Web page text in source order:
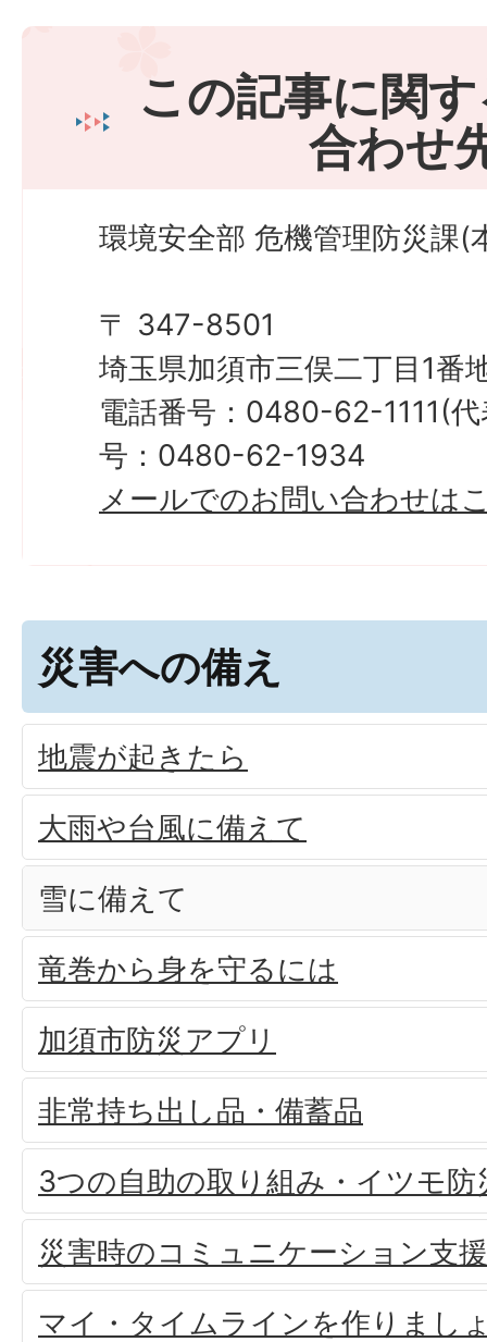
この記事に関
合わせ
環境安全部 危機管理防災課(
〒 347-8501
埼玉県加須市三俣二丁目1番
電話番号：0480-62-1111(
号：0480-62-1934
メールでのお問い合わせは
災害への備え
地震が起きたら
大雨や台風に備えて
雪に備えて
竜巻から身を守るには
加須市防災アプリ
非常持ち出し品・備蓄品
3つの自助の取り組み・イツモ防
災害時のコミュニケーション支
マイ・タイムラインを作りまし